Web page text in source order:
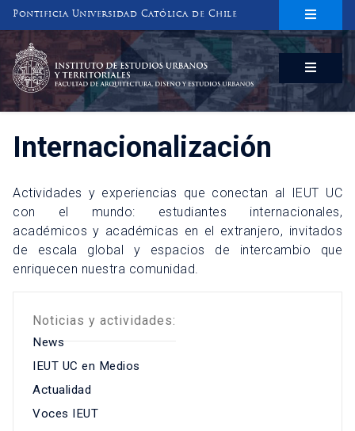
Pontificia Universidad Católica de Chile
INSTITUTO DE ESTUDIOS URBANOS
Y TERRITORIALES
FACULTAD DE ARQUITECTURA, DISEÑO Y ESTUDIOS URBANOS
Internacionalización
Actividades y experiencias que conectan al IEUT UC
con el mundo: estudiantes internacionales,
académicos y académicas en el extranjero, invitados
de escala global y espacios de intercambio que
enriquecen nuestra comunidad.
Noticias y actividades:
News
IEUT UC en Medios
Actualidad
Voces IEUT